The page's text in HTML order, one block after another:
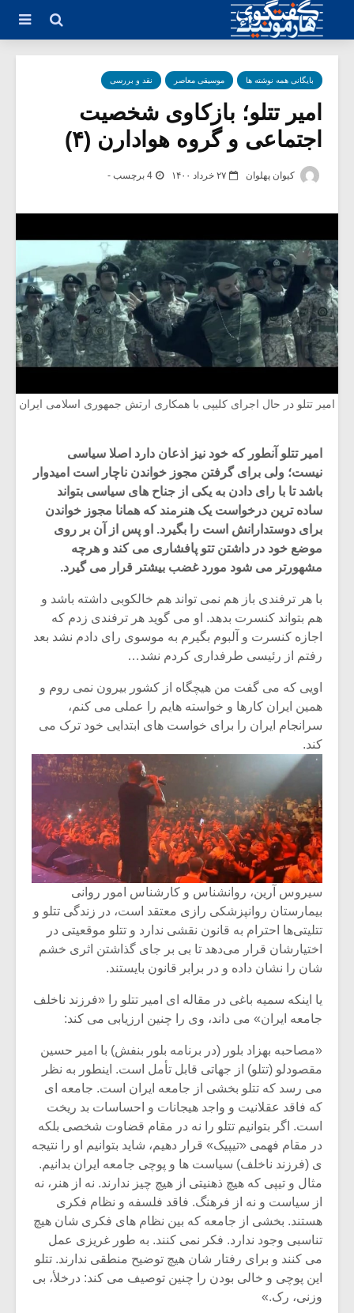
بایگانی همه نوشته ها موسیقی معاصر نقد و بررسی
امیر تتلو؛ بازکاوی شخصیت
اجتماعی و گروه هوادارن (۴)
کیوان پهلوان ۲۷ خرداد ۱۴۰۰ 4 برچسب -
امیر تتلو در حال اجرای کلیپی با همکاری ارتش جمهوری اسلامی ایران
امیر تتلو آنطور که خود نیز اذعان دارد اصلا سیاسی
نیست؛ ولی برای گرفتن مجوز خواندن ناچار است امیدوار
باشد تا با رای دادن به یکی از جناح های سیاسی بتواند
ساده ترین درخواست یک هنرمند که همانا مجوز خواندن
برای دوستدارانش است را بگیرد. او پس از آن بر روی
موضع خود در داشتن تتو پافشاری می کند و هرچه
مشهورتر می شود مورد غضب بیشتر قرار می گیرد.
با هر ترفندی باز هم نمی تواند هم خالکوبی داشته باشد و
هم بتواند کنسرت بدهد. او می گوید هر ترفندی زدم که
اجازه کنسرت و آلبوم بگیرم به موسوی رای دادم نشد بعد
رفتم از رئیسی طرفداری کردم نشد…
اویی که می گفت من هیچگاه از کشور بیرون نمی روم و
همین ایران کارها و خواسته هایم را عملی می کنم،
سرانجام ایران را برای خواست های ابتدایی خود ترک می
کند.
سیروس آرین، روانشناس و کارشناس امور روانی
بیمارستان روانپزشکی رازی معتقد است، در زندگی تتلو و
تتلیتی‌ها احترام به قانون نقشی ندارد و تتلو موقعیتی در
اختیارشان قرار می‌دهد تا بی بر جای گذاشتن اثری خشم
شان را نشان داده و در برابر قانون بایستند.
یا اینکه سمیه باغی در مقاله ای امیر تتلو را «فرزند ناخلف
جامعه ایران» می داند، وی را چنین ارزیابی می کند:
«مصاحبه بهزاد بلور (در برنامه بلور بنفش) با امیر حسین
مقصودلو (تتلو) از جهاتی قابل تأمل است. اینطور به نظر
می رسد که تتلو بخشی از جامعه ایران است. جامعه ای
که فاقد عقلانیت و واجد هیجانات و احساسات بد ریخت
است. اگر بتوانیم تتلو را نه در مقام قضاوت شخصی بلکه
در مقام فهمی «تیپیک» قرار دهیم، شاید بتوانیم او را نتیجه
ی (فرزند ناخلف) سیاست ها و پوچی جامعه ایران بدانیم.
مثال و تیپی که هیچ ذهنیتی از هیچ چیز ندارند. نه از هنر، نه
از سیاست و نه از فرهنگ. فاقد فلسفه و نظام فکری
هستند. بخشی از جامعه که بین نظام های فکری شان هیچ
تناسبی وجود ندارد. فکر نمی کنند. به طور غریزی عمل
می کنند و برای رفتار شان هیچ توضیح منطقی ندارند. تتلو
این پوچی و خالی بودن را چنین توصیف می کند: درخلأ، بی
وزنی، رک.»
میکلوش روژا
متن فیلم «متری
شیش و نیم»
اگر نمی توانی
مشهورترین باشی،
بدنام ترین باش
موریس ژار
موسیقی
موسیقی
برگزار
سکانسی
موسیقی